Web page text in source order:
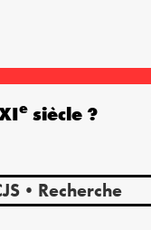
Recherche
e siècle ?